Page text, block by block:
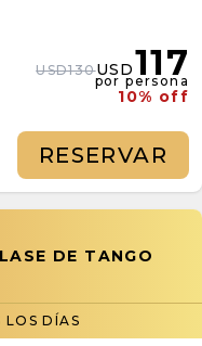
USD130USD117
por persona
10% off
RESERVAR
DE TANGO
LOS DÍAS